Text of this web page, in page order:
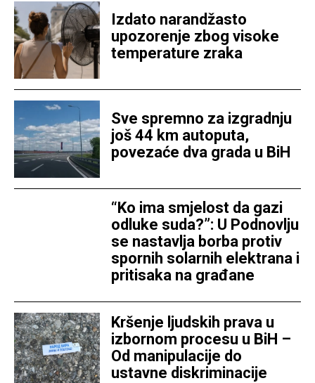
Izdato narandžasto
upozorenje zbog visoke
temperature zraka
Sve spremno za izgradnju
još 44 km autoputa,
povezaće dva grada u BiH
“Ko ima smjelost da gazi
odluke suda?”: U Podnovlju
se nastavlja borba protiv
spornih solarnih elektrana i
pritisaka na građane
Kršenje ljudskih prava u
izbornom procesu u BiH –
Od manipulacije do
ustavne diskriminacije